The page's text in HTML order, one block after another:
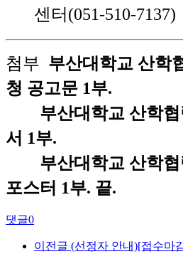
센터(051-510-7137)
첨부 부산대학교 산학
청 공고문 1부.
부산대학교 산학협
서 1부.
부산대학교 산학협
포스터 1부. 끝.
댓글0
이전글 (선정자 안내)[접수마